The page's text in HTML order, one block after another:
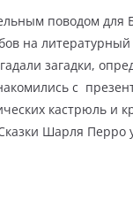
поводом для
на
загадки,
с
кастрюль
Шарля Перро